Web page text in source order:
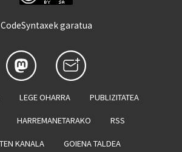
CodeSyntaxek garatua
LEGE OHARRA PUBLIZITATEA
HARREMANETARAKO RSS
KANALA GOIENA TALDEA